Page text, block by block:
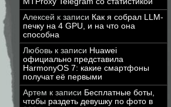
Алексей к записи Как я собрал LLM-
печку на 4 GPU, и на что она
способна
Любовь к записи Huawei
официально представила
HarmonyOS 7: какие смартфоны
получат её первыми
Артем к записи Бесплатные боты,
чтобы раздеть девушку по фото в